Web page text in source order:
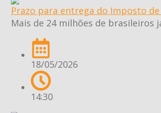
Prazo para entrega do Imposto
Mais de 24 milhões de brasileiros
18/05/2026
14:30